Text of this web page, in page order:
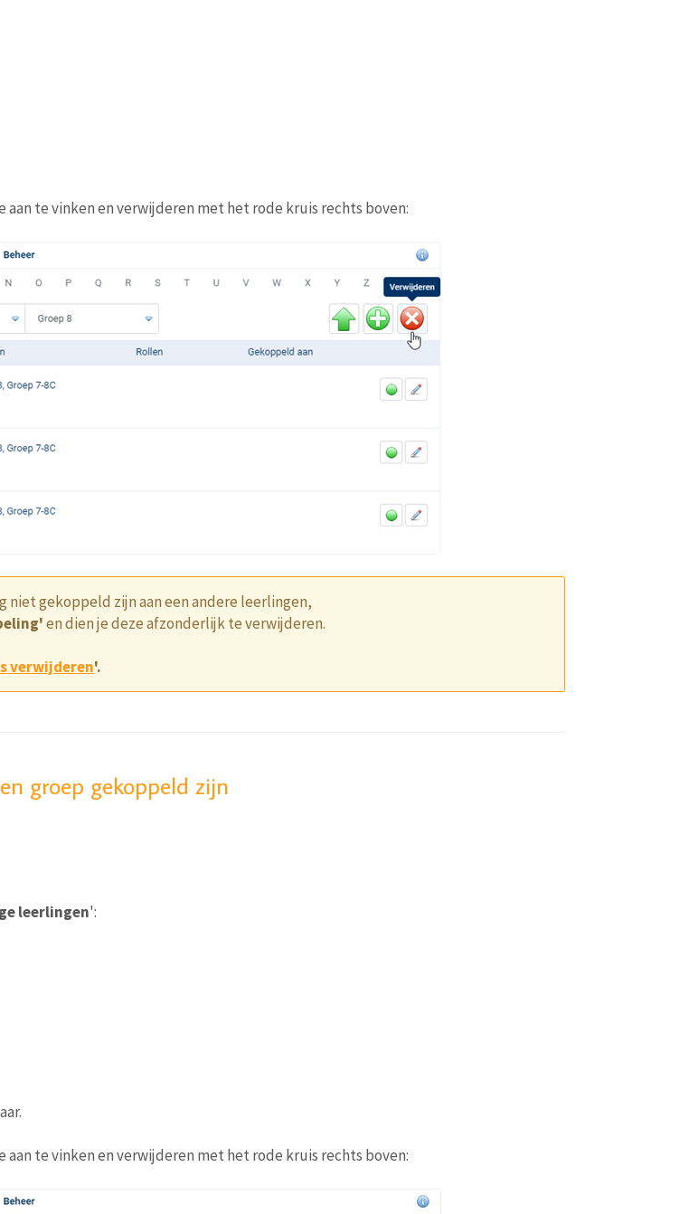
te vinken en verwijderen met het rode kruis rechts boven:
niet gekoppeld zijn aan een andere leerlingen,
en dien je deze afzonderlijk te verwijderen.
verwijderen'.
groep gekoppeld zijn
leerlingen':
te vinken en verwijderen met het rode kruis rechts boven: